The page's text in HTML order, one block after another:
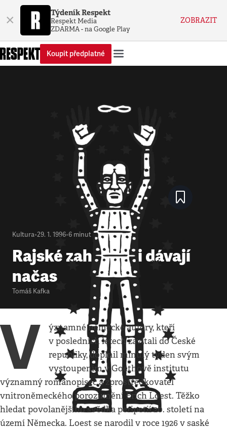
× Týdeník Respekt
Respekt Media
ZDARMA - na Google Play
ZOBRAZIT
Koupit předplatné
Kultura•29. 1. 1996•6 minut
Rajské zahrady si dávají
načas
Tomáš Kafka
V
ýznamné německé autory, kteří
v posledních letech zavítali do České
republiky, doplnil minulý týden svým
vystoupením v Goethově institutu
významný romanopisec a zprostředkovatel
vnitroněmeckého porozumění Erich Loest. Těžko
hledat povolanějšího svědka peripetií 20. století na
území Německa. Loest se narodil v roce 1926 v saské